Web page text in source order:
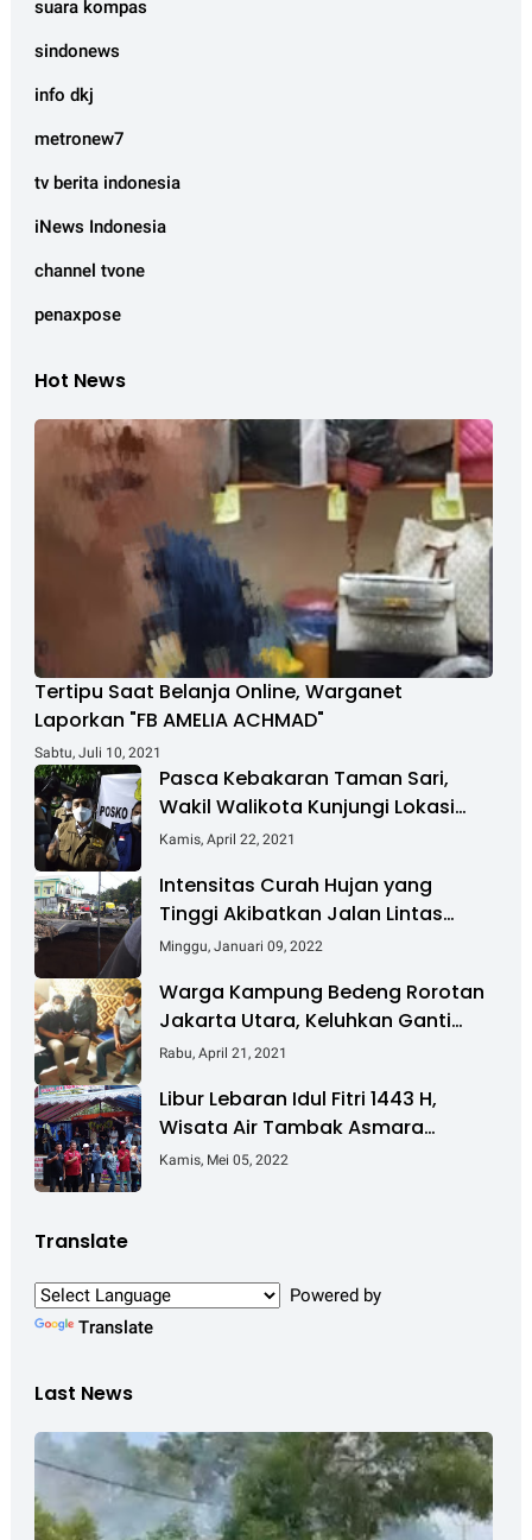
suara kompas
sindonews
info dkj
metronew7
tv berita indonesia
iNews Indonesia
channel tvone
penaxpose
Hot News
Tertipu Saat Belanja Online, Warganet
Laporkan "FB AMELIA ACHMAD"
Sabtu, Juli 10, 2021
Pasca Kebakaran Taman Sari,
Wakil Walikota Kunjungi Lokasi
Kebakaran Dan Salurkan Bantuan
Kamis, April 22, 2021
Intensitas Curah Hujan yang
Tinggi Akibatkan Jalan Lintas
Sumatera Nyaris Putus
Minggu, Januari 09, 2022
Warga Kampung Bedeng Rorotan
Jakarta Utara, Keluhkan Ganti
Rugi Pembebasan Lahan Tol
Rabu, April 21, 2021
Libur Lebaran Idul Fitri 1443 H,
Wisata Air Tambak Asmara
Kotabaru Dipadati Ribuan
Kamis, Mei 05, 2022
Translate
Powered by
Translate
Last News